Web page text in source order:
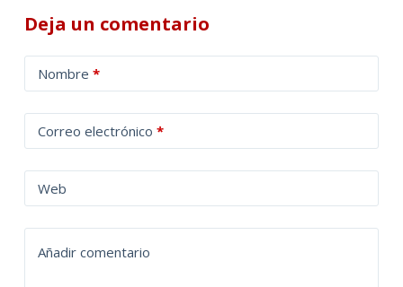
Deja un comentario
Nombre *
Correo electrónico *
Web
Añadir comentario
l
t
a
t